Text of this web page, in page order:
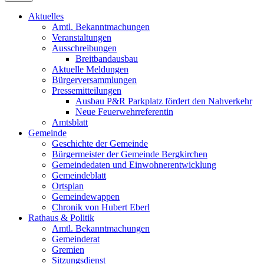
Aktuelles
Amtl. Bekanntmachungen
Veranstaltungen
Ausschreibungen
Breitbandausbau
Aktuelle Meldungen
Bürgerversammlungen
Pressemitteilungen
Ausbau P&R Parkplatz fördert den Nahverkehr
Neue Feuerwehrreferentin
Amtsblatt
Gemeinde
Geschichte der Gemeinde
Bürgermeister der Gemeinde Bergkirchen
Gemeindedaten und Einwohnerentwicklung
Gemeindeblatt
Ortsplan
Gemeindewappen
Chronik von Hubert Eberl
Rathaus & Politik
Amtl. Bekanntmachungen
Gemeinderat
Gremien
Sitzungsdienst